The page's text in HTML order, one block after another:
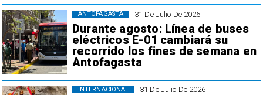
31 De Julio De 2026
Durante agosto: Línea de buses
eléctricos E-01 cambiará su
recorrido los fines de semana en
Antofagasta
ANTOFAGASTA
31 De Julio De 2026
INTERNACIONAL